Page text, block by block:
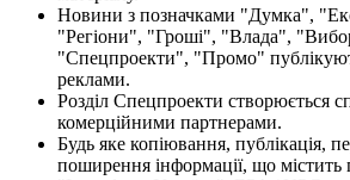
Новини з позначками "Думка",
"Регіони", "Гроші", "Влада",
"Спецпроекти", "Промо"
реклами.
Розділ Спецпроекти створюється
комерційними партнерами.
Будь яке копіювання, публікація,
поширення інформації, що містить